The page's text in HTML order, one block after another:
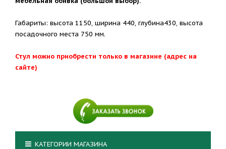
Габариты: высота 1150, ширина 440, глубина430, высота
посадочного места 750 мм.
Стул можно приобрести только в магазине (адрес на
сайте)
КАТЕГОРИИ МАГАЗИНА